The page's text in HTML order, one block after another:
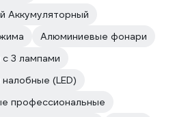
Аккумуляторный
Алюминиевые фонари
3 лампами
(LED)
профессиональные